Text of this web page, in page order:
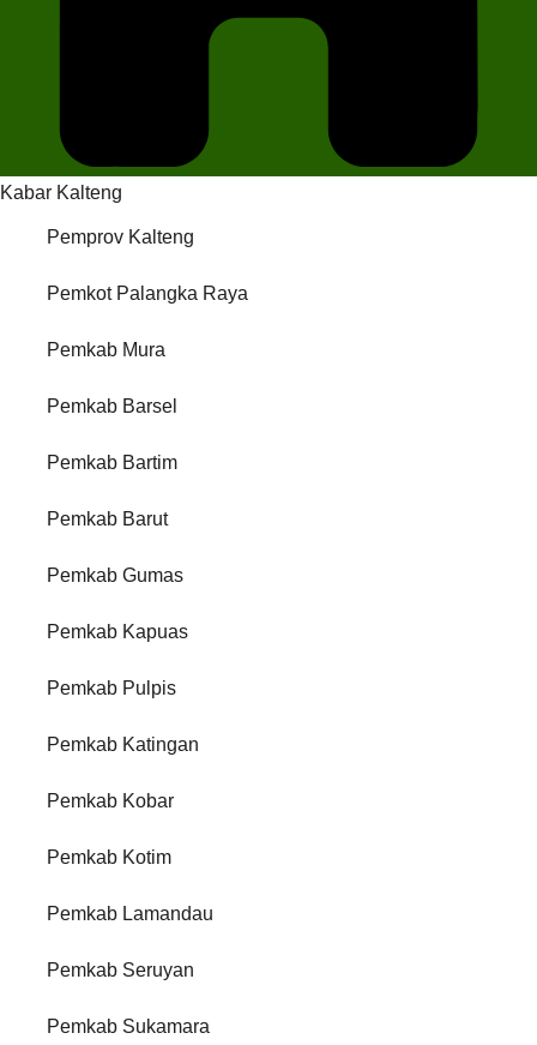
Kabar Kalteng
Pemprov Kalteng
Pemkot Palangka Raya
Pemkab Mura
Pemkab Barsel
Pemkab Bartim
Pemkab Barut
Pemkab Gumas
Pemkab Kapuas
Pemkab Pulpis
Pemkab Katingan
Pemkab Kobar
Pemkab Kotim
Pemkab Lamandau
Pemkab Seruyan
Pemkab Sukamara